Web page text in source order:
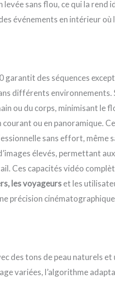
sans flou, ce qui la rend
événements en intérieur
garantit des séquences
différents environnements.
ou du corps, minimisant le
ou en panoramique.
sans effort, même
élevés, permettant
Ces capacités vidéo
les voyageurset les
précision
des tons de peau naturels et
variées, l’algorithme